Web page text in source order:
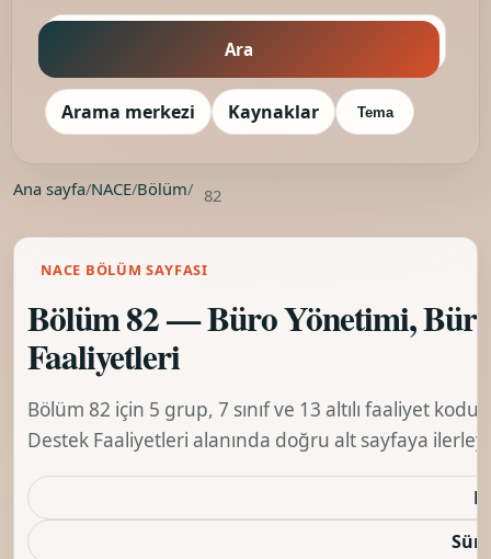
Ara
Arama merkezi Kaynaklar Tema
Ana sayfa/NACE/Bölüm/ 82
NACE BÖLÜM SAYFASI
Bölüm 82 — Büro Yönetimi, Büro
Faaliyetleri
Bölüm 82 için 5 grup, 7 sınıf ve 13 altılı faaliyet
Destek Faaliyetleri alanında doğru alt sayfaya